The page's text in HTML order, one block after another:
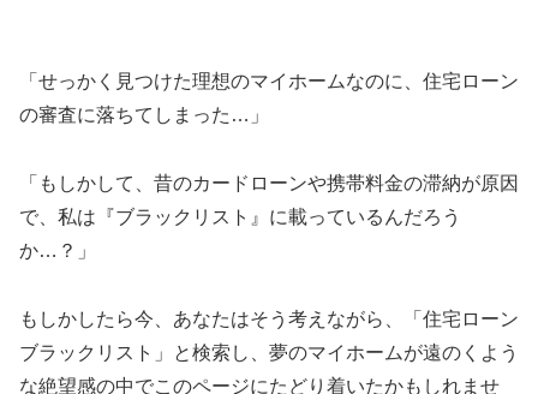
「せっかく見つけた理想のマイホームなのに、住宅ローン
の審査に落ちてしまった…」
「もしかして、昔のカードローンや携帯料金の滞納が原因
で、私は『ブラックリスト』に載っているんだろう
か…？」
もしかしたら今、あなたはそう考えながら、「住宅ローン
ブラックリスト」と検索し、夢のマイホームが遠のくよう
な絶望感の中でこのページにたどり着いたかもしれませ